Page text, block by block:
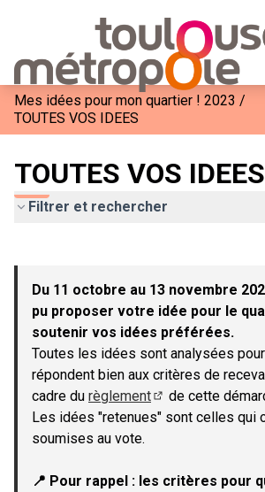
Mes idées pour mon quartier ! 2023 /
TOUTES VOS IDEES
TOUTES VOS IDEES
Filtrer et rechercher
−
Du 11 octobre au 13 novembre
pu proposer votre idée pour le
soutenir vos idées préférées.
Toutes les idées sont analysées
répondent bien aux critères de
cadre du règlement
(Lien externe)
de cette
Les idées "retenues" sont celles qui
soumises au vote.
📍 Pour rappel : les critères pour